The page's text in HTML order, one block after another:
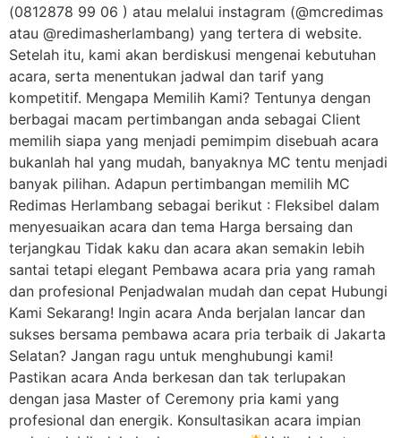
(0812878 99 06 ) atau melalui instagram (@mcredimas
atau @redimasherlambang) yang tertera di website.
Setelah itu, kami akan berdiskusi mengenai kebutuhan
acara, serta menentukan jadwal dan tarif yang
kompetitif. Mengapa Memilih Kami? Tentunya dengan
berbagai macam pertimbangan anda sebagai Client
memilih siapa yang menjadi pemimpim disebuah acara
bukanlah hal yang mudah, banyaknya MC tentu menjadi
banyak pilihan. Adapun pertimbangan memilih MC
Redimas Herlambang sebagai berikut : Fleksibel dalam
menyesuaikan acara dan tema Harga bersaing dan
terjangkau Tidak kaku dan acara akan semakin lebih
santai tetapi elegant Pembawa acara pria yang ramah
dan profesional Penjadwalan mudah dan cepat Hubungi
Kami Sekarang! Ingin acara Anda berjalan lancar dan
sukses bersama pembawa acara pria terbaik di Jakarta
Selatan? Jangan ragu untuk menghubungi kami!
Pastikan acara Anda berkesan dan tak terlupakan
dengan jasa Master of Ceremony pria kami yang
profesional dan energik. Konsultasikan acara impian